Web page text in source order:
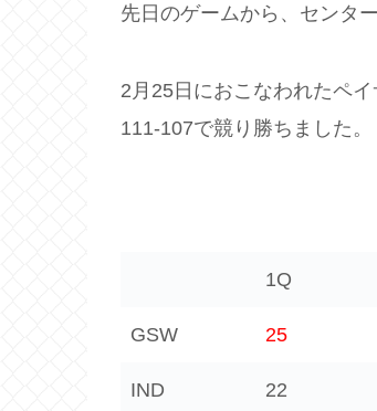
先日のゲームから、センタ
2月25日におこなわれたペ
111-107で競り勝ちました。
1Q
GSW 25
IND 22